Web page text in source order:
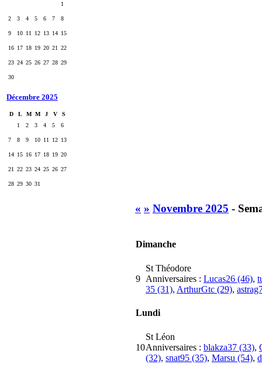
1
2 3 4 5 6 7 8
9 10 11 12 13 14 15
16 17 18 19 20 21 22
23 24 25 26 27 28 29
30
Décembre 2025
D L M M J V
S
1
2 3 4 5 6
7 8 9 10 11 12 13
14 15 16 17 18 19 20
21 22 23 24 25 26 27
28 29 30 31
« » Novembre 2025 -
Dimanche
9
St Théodore
Anniversaires : Lucas26 (46),
35 (31), ArthurGtc (29),
Lundi
10
St Léon
Anniversaires : blakza37 (33),
(32), snat95 (35), Marsu (54),